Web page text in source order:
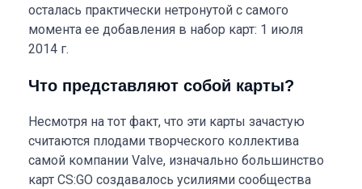
осталась практически нетронутой с самого
момента ее добавления в набор карт: 1 июля
2014 г.
Что представляют собой карты?
Несмотря на тот факт, что эти карты зачастую
считаются плодами творческого коллектива
самой компании Valve, изначально большинство
карт CS:GO создавалось усилиями сообщества